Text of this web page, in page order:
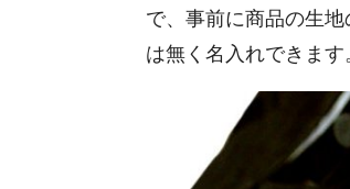
で、事前に商品の生
は無く名入れできます